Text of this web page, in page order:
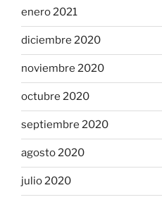
enero 2021
diciembre 2020
noviembre 2020
octubre 2020
septiembre 2020
agosto 2020
julio 2020